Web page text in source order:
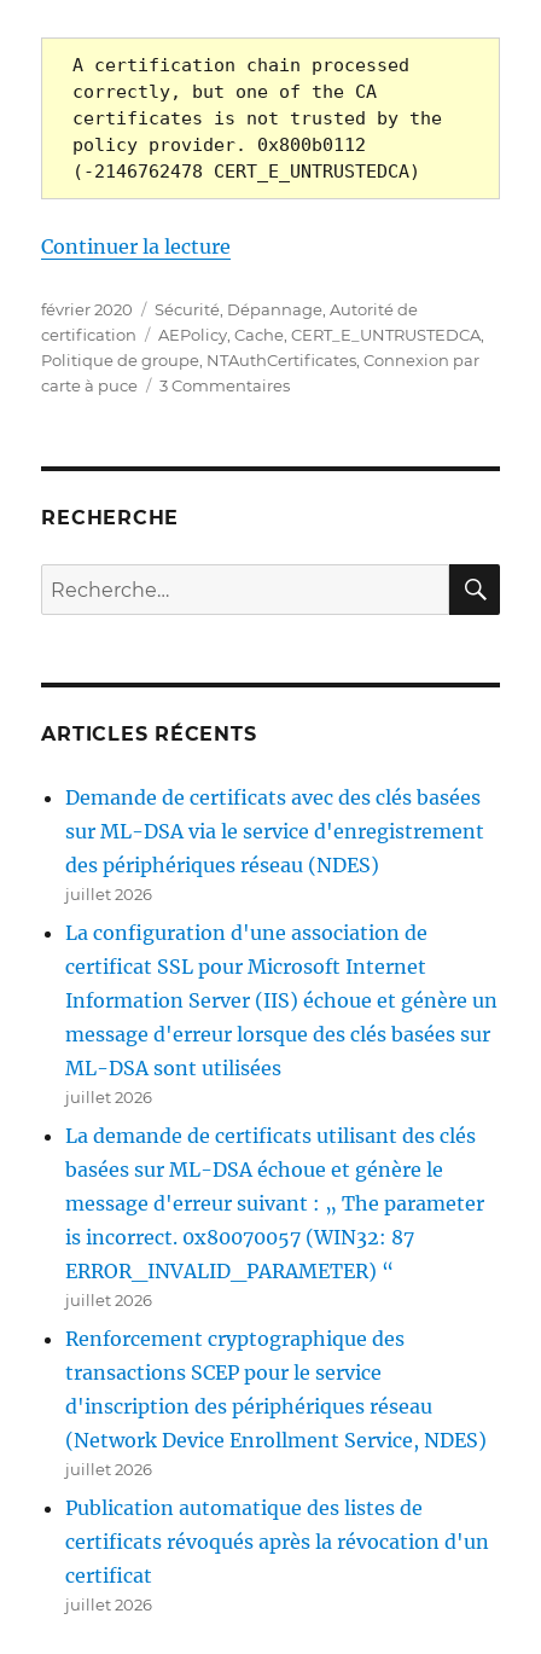
A certification chain processed
correctly, but one of the CA
certificates is not trusted by the
policy provider. 0x800b0112
(-2146762478 CERT_E_UNTRUSTEDCA)
Continuer la lecture
Publié
le
février 2020 Catégories
Sécurité Dépannage ,Autorité de
certification
Étiquettes
AEPolicy ,Cache ,CERT_E_UNTRUSTEDCA
Politique de groupe NTAuthCertificates ,Connexion par
carte à puce
3 Commentairessur
mit
Fehlermeldung
chain
one
the
CA
not
trusted
by
policy
CERT_E_UNTRUSTEDCA)“
RECHERCHE
Recherche
pour :
ARTICLES RÉCENTS
Demande de certificats avec des clés basées
sur ML-DSA via le service d'enregistrement
des périphériques réseau (NDES)
juillet 2026
La configuration d'une association de
certificat SSL pour Microsoft Internet
Information Server (IIS) échoue et génère un
message d'erreur lorsque des clés basées sur
ML-DSA sont utilisées
juillet 2026
La demande de certificats utilisant des clés
basées sur ML-DSA échoue et génère le
message d'erreur suivant : „ The parameter
is incorrect. 0x80070057 (WIN32: 87
ERROR_INVALID_PARAMETER) “
juillet 2026
Renforcement cryptographique des
transactions SCEP pour le service
d'inscription des périphériques réseau
(Network Device Enrollment Service, NDES)
juillet 2026
Publication automatique des listes de
certificats révoqués après la révocation d'un
certificat
juillet 2026